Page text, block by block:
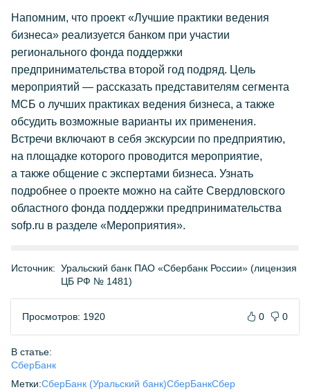
Напомним, что проект «Лучшие практики ведения
бизнеса» реализуется банком при участии
регионального фонда поддержки
предпринимательства второй год подряд. Цель
мероприятий — рассказать представителям сегмента
МСБ о лучших практиках ведения бизнеса, а также
обсудить возможные варианты их применения.
Встречи включают в себя экскурсии по предприятию,
на площадке которого проводится мероприятие,
а также общение с экспертами бизнеса. Узнать
подробнее о проекте можно на сайте Свердловского
областного фонда поддержки предпринимательства
sofp.ru в разделе «Мероприятия».
Источник: Уральский банк ПАО «Сбербанк России» (лицензия
ЦБ РФ № 1481)
Просмотров: 1920 0 0
В статье:
СберБанк
Метки:СберБанк (Уральский банк)СберБанкСбер